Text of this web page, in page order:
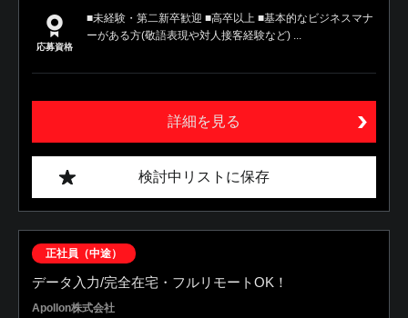
応募資格
■未経験・第二新卒歓迎 ■高卒以上 ■基本的なビジネスマナ
ーがある方(敬語表現や対人接客経験など) ...
詳細を見る
検討中リストに保存
正社員（中途）
データ入力/完全在宅・フルリモートOK！
Apollon株式会社